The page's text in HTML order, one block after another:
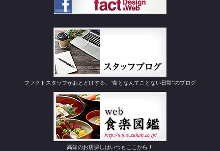
ファクトスタッフがおとどけする、"食となんてことない日常”のブログ
高知のお店探しはいつもここから！